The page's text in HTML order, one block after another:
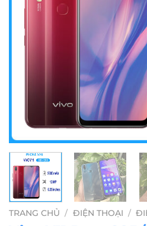
TRANG CHỦ / ĐIỆN THOẠI /